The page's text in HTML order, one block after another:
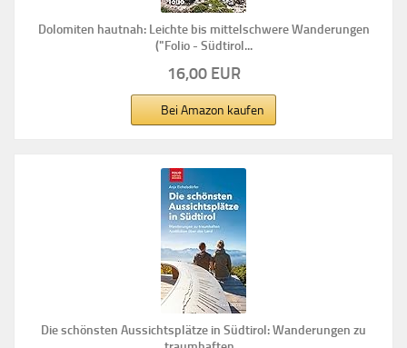
Dolomiten hautnah: Leichte bis mittelschwere Wanderungen
("Folio - Südtirol...
16,00 EUR
Bei Amazon kaufen
Die schönsten Aussichtsplätze in Südtirol: Wanderungen zu